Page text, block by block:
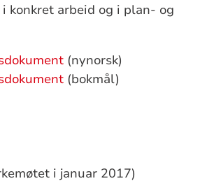
konkret arbeid og i plan- og
(nynorsk)
(bokmål)
i januar 2017)